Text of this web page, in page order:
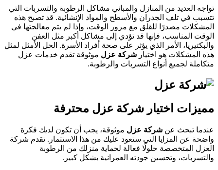
تواجه العديد من المنازل والمباني مشاكل الرطوبة والتسربات التي
تتسبب في تلف الجدران والأسطح والمواد الإنشائية. قد تصبح هذه
المشكلات مصدرًا للقلق مع مرور الوقت، وإذا لم يتم معالجتها في
الوقت المناسب، فإنها قد تؤدي إلى مشاكل أكبر مثل العفن
والبكتيريا، الأمر الذي يؤثر على صحة أفراد الأسرة. الحل الأمثل لمثل
هذه المشكلات هو اختيار شركة عزل موثوقة تقدم خدمات عزل
متكاملة لجميع أنواع التسربات والرطوبة.
مميزات اختيار شركة عزل محترفة
عندما تبحث عن شركة عزل موثوقة، يجب أن تكون لديك فكرة
واضحة عن المزايا التي ستعود عليك من هذا الاستثمار. تقدم شركة
العزل المتخصصة حلولًا فعالة لحماية منزلك من الرطوبة
والتسربات، وتحسين جودته العمرانية بشكل كبير.